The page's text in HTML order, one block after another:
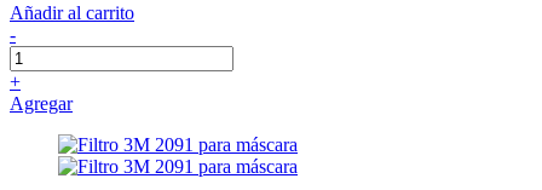
Añadir al carrito
-
+
Agregar